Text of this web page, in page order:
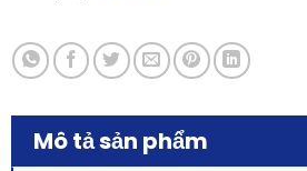
Mô tả sản phẩm